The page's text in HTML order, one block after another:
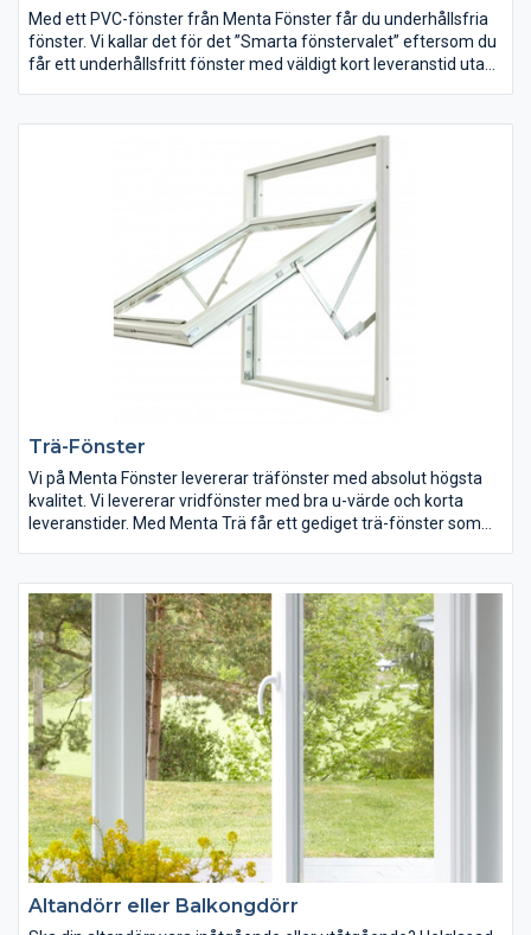
Med ett PVC-fönster från Menta Fönster får du underhållsfria
fönster. Vi kallar det för det ”Smarta fönstervalet” eftersom du
får ett underhållsfritt fönster med väldigt kort leveranstid utan
eller storleken på hålet i din vägg. Våra fönster ger dig
dessutom väldigt bra isolerande egenskaper (u-värde) som
spar energi och pengar åt dig. Leveranstiden för fönster eller
dörr hem till dig är 2-3 veckor så länge de inte har specialkulörer
Trä-Fönster
Vi på Menta Fönster levererar träfönster med absolut högsta
kvalitet. Vi levererar vridfönster med bra u-värde och korta
leveranstider. Med Menta Trä får ett gediget trä-fönster som
Altandörr eller Balkongdörr